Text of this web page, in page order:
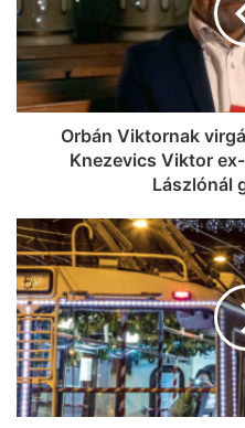
Orbán Viktornak
Knezevics Viktor
Lászlónál